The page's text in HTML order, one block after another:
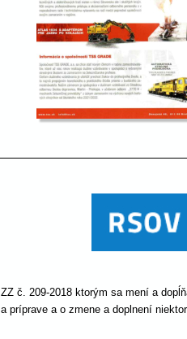
ZZ č. 209-2018 ktorým sa mení a
a príprave a o zmene a doplnení